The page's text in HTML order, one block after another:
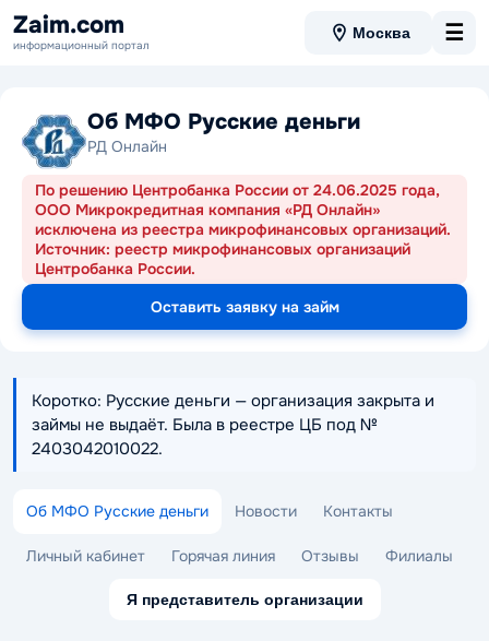
Zaim.com
информационный портал
Москва ☰
Об МФО Русские деньги
РД Онлайн
По решению Центробанка России от 24.06.2025 года,
ООО Микрокредитная компания «РД Онлайн»
исключена из реестра микрофинансовых организаций.
Источник: реестр микрофинансовых организаций
Центробанка России.
Оставить заявку на займ
Коротко: Русские деньги — организация закрыта и
займы не выдаёт. Была в реестре ЦБ под №
2403042010022.
Об МФО Русские деньги Новости Контакты
Личный кабинет Горячая линия Отзывы Филиалы
Я представитель организации